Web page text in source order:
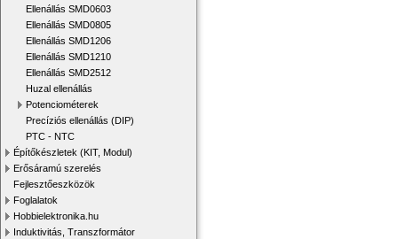
Ellenállás SMD0603
Ellenállás SMD0805
Ellenállás SMD1206
Ellenállás SMD1210
Ellenállás SMD2512
Huzal ellenállás
Potenciométerek
Precíziós ellenállás (DIP)
PTC - NTC
Építőkészletek (KIT, Modul)
Erősáramú szerelés
Fejlesztőeszközök
Foglalatok
Hobbielektronika.hu
Induktivitás, Transzformátor